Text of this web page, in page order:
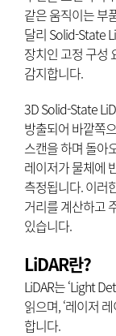
같은 움직이는 부
달리 Solid-State
장치인 고정 구성
감지합니다.
3D Solid-State
방출되어 바깥쪽
스캔을 하며 돌아
레이저가 물체에
측정됩니다. 이러
거리를 계산하고
있습니다.
LiDAR란?
LiDAR는 ‘Light
읽으며, ‘레이저
합니다.